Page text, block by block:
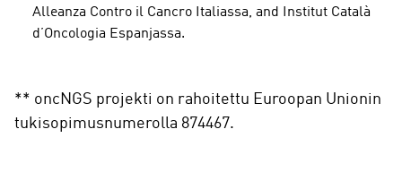
Alleanza Contro il Cancro Italiassa, and Institut Català
d’Oncologia Espanjassa.
** oncNGS projekti on rahoitettu Euroopan Unionin
tukisopimusnumerolla 874467.